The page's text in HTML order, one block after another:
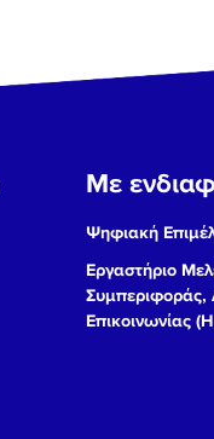
Με
Ψηφιακή
Εργαστήριο
Συμπεριφοράς,
Επικοινωνίας